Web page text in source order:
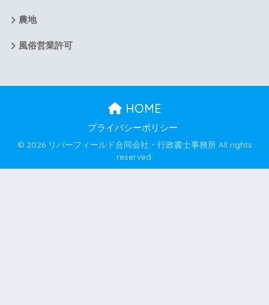
農地
風俗営業許可
HOME
プライバシーポリシー
© 2026 リバーフィールド合同会社・行政書士事務所 All rights
reserved.